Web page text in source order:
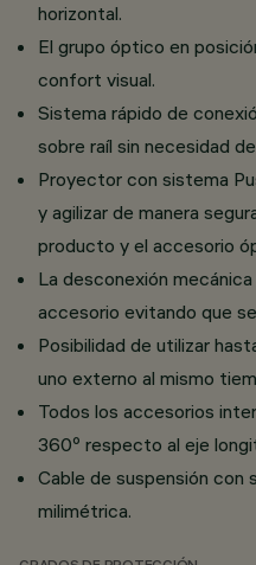
horizontal.
El grupo óptico en
confort visual.
Sistema rápido de
sobre raíl sin necesidad
Proyector con sistema
y agilizar de manera
producto y el accesorio
La desconexión
accesorio evitando que
Posibilidad de utilizar
uno externo al mismo
Todos los accesorios
360º respecto al eje
Cable de suspensión con
milimétrica.